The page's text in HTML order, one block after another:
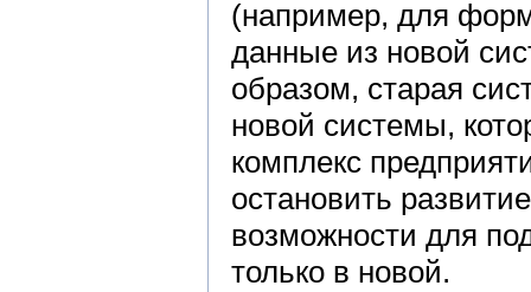
(например, для
данные из новой
образом, старая
новой системы,
комплекс
остановить
возможности для
только в новой.